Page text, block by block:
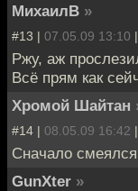
МихаилВ »
#13 | 07.05.09 13:10 |
Ржу, аж
Всё прям как
Хромой Шайтан
#14 | 08.05.09 16:42 |
Сначало
GunXter »